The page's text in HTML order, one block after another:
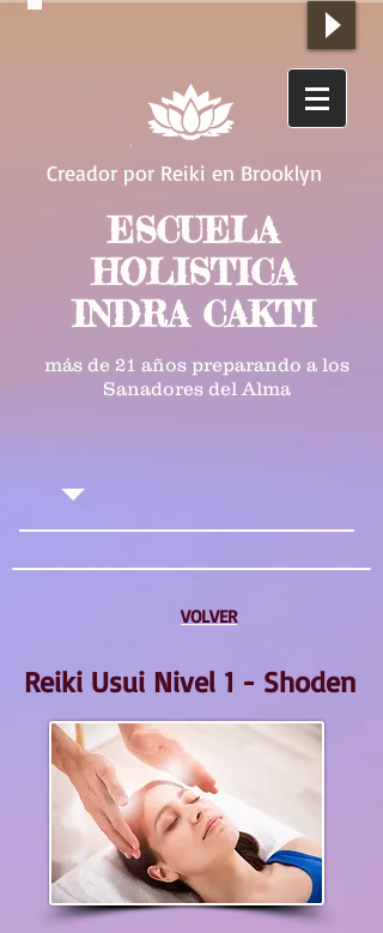
Creador por Reiki en Brooklyn
ESCUELA
HOLISTICA
INDRA CAKTI
más de 21 años preparando a los
Sanadores del Alma
VOLVER
Reiki Usui Nivel 1 - Shoden